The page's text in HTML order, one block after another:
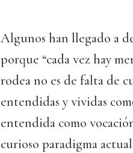
Algunos han llegado a
porque “cada vez hay
rodea no es de falta de
entendidas y vividas
entendida como
curioso paradigma